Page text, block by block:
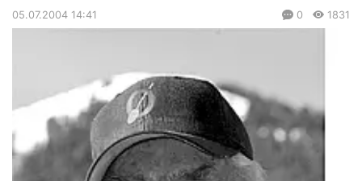
05.07.2004 14:41 0 1831